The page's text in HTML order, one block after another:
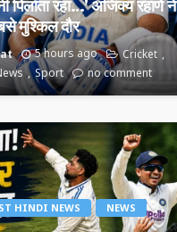
पिलाता रहा…’ अजिंक्य रहाणे ने
मुश्किल दौर
5 hours ago
Cricket
Sport no comment
HINDI NEWS
NEWS